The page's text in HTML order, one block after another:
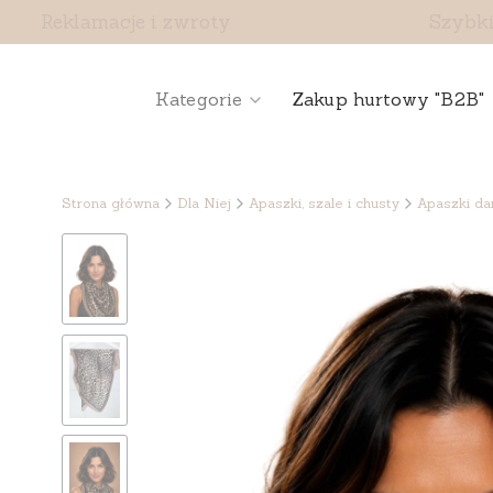
Kategorie Zakup hurtowy "B2B"
Strona główna Dla Niej Apaszki, szale i chusty Apaszki